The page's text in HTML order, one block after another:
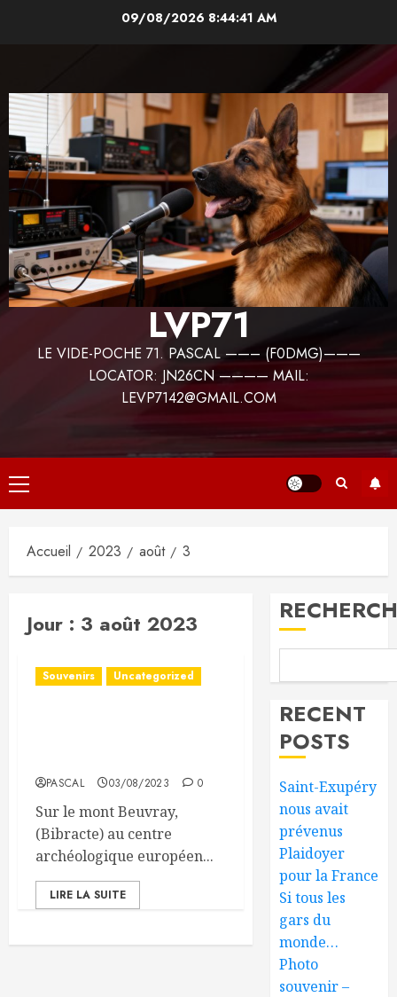
09/08/2026 8:44:41 AM
LVP71
LE VIDE-POCHE 71. PASCAL ——– (F0DMG)———
LOCATOR: JN26CN ———— MAIL:
LEVP7142@GMAIL.COM
Menu
principal
Accueil 2023 août 3
Jour : 3 août 2023
Souvenirs Uncategorized
PASCAL 03/08/2023 0
Sur le mont Beuvray,
(Bibracte) au centre
archéologique européen...
LIRE LA SUITE
RECENT
POSTS
Saint-Exupéry
nous avait
prévenus
Plaidoyer
pour la France
Si tous les
gars du
monde…
Photo
souvenir –